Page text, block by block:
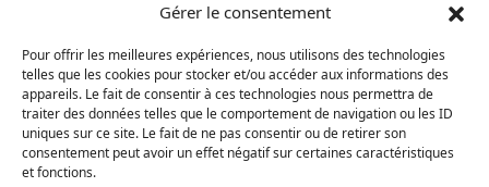
Gérer le consentement
Pour offrir les meilleures expériences, nous utilisons des technologies
telles que les cookies pour stocker et/ou accéder aux informations des
appareils. Le fait de consentir à ces technologies nous permettra de
traiter des données telles que le comportement de navigation ou les ID
uniques sur ce site. Le fait de ne pas consentir ou de retirer son
consentement peut avoir un effet négatif sur certaines caractéristiques
et fonctions.
Mentions légales
CONTACT
La Constellation
7 chemin du Clotay